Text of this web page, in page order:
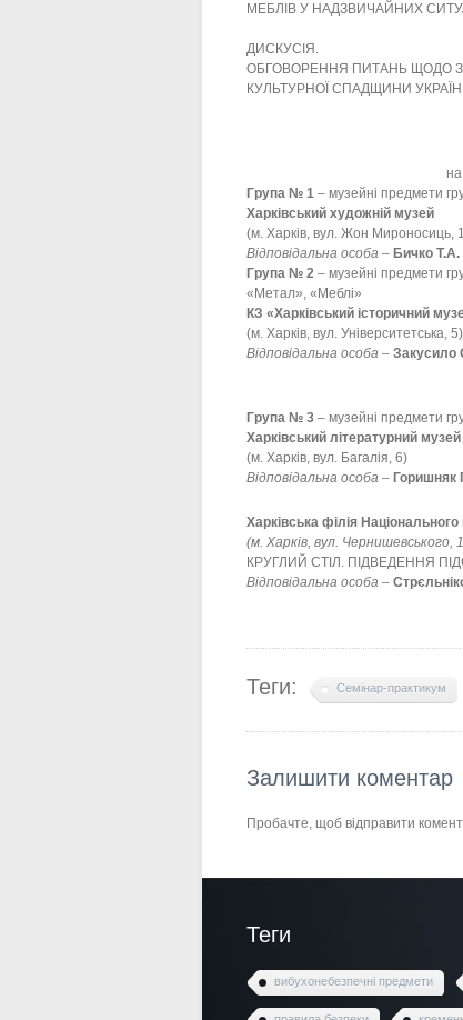
МЕБЛІВ У НАДЗВИЧАЙНИХ
ДИСКУСІЯ.
ОБГОВОРЕННЯ ПИТАНЬ ЩОДО
КУЛЬТУРНОЇ СПАДЩИНИ
на
Група № 1 – музейні предмети
Харківський художній музей
(м. Харків, вул. Жон Мироносиць,
Відповідальна особа – Бичко Т.А.
Група № 2 – музейні предмети
«Метал», «Меблі»
КЗ «Харківський історичний
(м. Харків, вул. Університетська, 5)
Відповідальна особа – Закусило
Група № 3 – музейні предмети
Харківський літературний музей
(м. Харків, вул. Багалія, 6)
Відповідальна особа – Горишняк
Харківська філія
(м. Харків, вул. Чернишевського,
КРУГЛИЙ СТІЛ. ПІДВЕДЕННЯ
Відповідальна особа –
Теги: Семінар-практикум
Залишити коментар
Пробачте, щоб відправити
Теги
вибухонебезпечні предмети